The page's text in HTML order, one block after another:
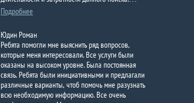
Подробнее
Юдин Роман
Ребята помогли мне выяснить ряд вопросов,
которые меня интересовали. Все услуги были
оказаны на высоком уровне. Была постоянная
связь. Ребята были инициативными и предлагали
различные варианты, чтоб помочь мне разузнать
всю необходимую информацию. Все очень